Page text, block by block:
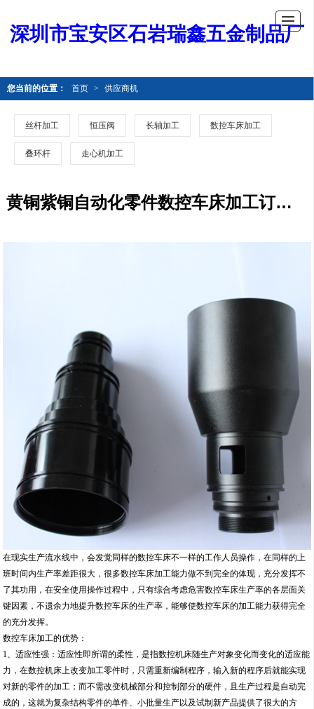
深圳市宝安区石岩瑞鑫五金制品厂
您当前的位置： 首页 > 供应商机
丝杆加工 恒压阀 长轴加工 数控车床加工
叠环杆 走心机加工
黄铜紫铜自动化零件数控车床加工订单 非标零件
在现实生产流水线中，会发觉同样的数控车床不一样的工作人员操作，在同样的上
班时间内生产率差距很大，很多数控车床加工能力做不到完全的体现，充分发挥不
了其功用，在安全使用操作过程中，只有综合考虑危害数控车床生产率的各层面关
键因素，不遗余力地提升数控车床的生产率，能够使数控车床的加工能力获得完全
的充分发挥。
数控车床加工的优势：
1、适应性强：适应性即所谓的柔性，是指数控机床随生产对象变化而变化的适应能
力，在数控机床上改变加工零件时，只需重新编制程序，输入新的程序后就能实现
对新的零件的加工；而不需改变机械部分和控制部分的硬件，且生产过程是自动完
成的，这就为复杂结构零件的单件、小批量生产以及试制新产品提供了很大的方